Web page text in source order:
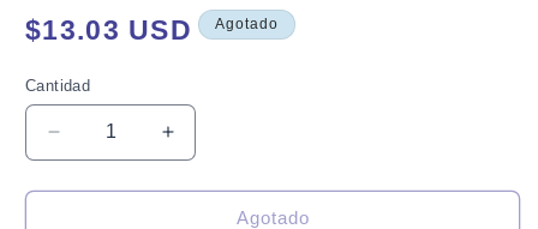
Precio
$13.03 USD Agotado
Cantidad
Cantidad
Reducir
cantidad
para
Aumentar
cantidad
para
Agotado